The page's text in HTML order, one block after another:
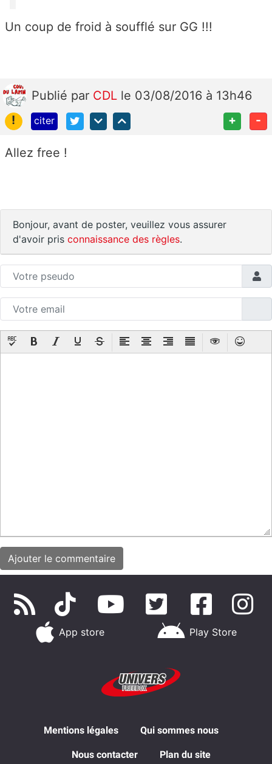
Un coup de froid à soufflé sur GG !!!
Publié par CDL le 03/08/2016 à 13h46
!
citer + -
Allez free !
Bonjour, avant de poster, veuillez vous assurer
d'avoir pris connaissance des règles.
App store Play Store
Mentions légales Qui sommes nous
Nous contacter Plan du site